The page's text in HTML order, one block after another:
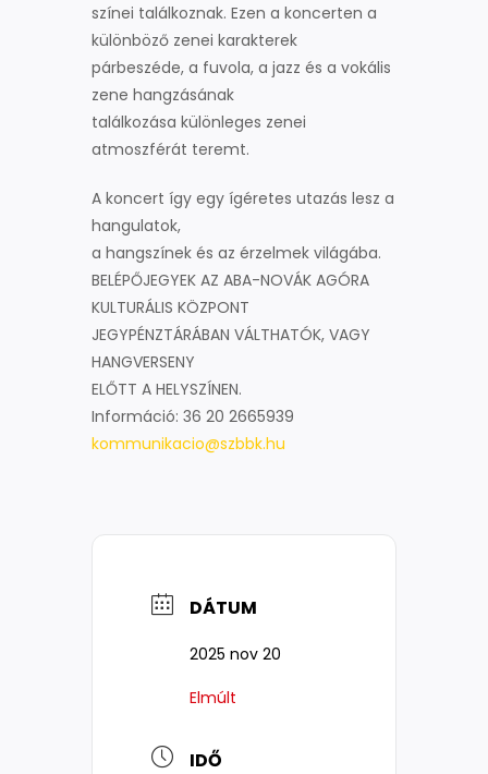
színei találkoznak. Ezen a koncerten a
különböző zenei karakterek
párbeszéde, a fuvola, a jazz és a vokális
zene hangzásának
találkozása különleges zenei
atmoszférát teremt.
A koncert így egy ígéretes utazás lesz a
hangulatok,
a hangszínek és az érzelmek világába.
BELÉPŐJEGYEK AZ ABA-NOVÁK AGÓRA
KULTURÁLIS KÖZPONT
JEGYPÉNZTÁRÁBAN VÁLTHATÓK, VAGY
HANGVERSENY
ELŐTT A HELYSZÍNEN.
Információ: 36 20 2665939
kommunikacio@szbbk.hu
DÁTUM
2025 nov 20
Elmúlt
IDŐ